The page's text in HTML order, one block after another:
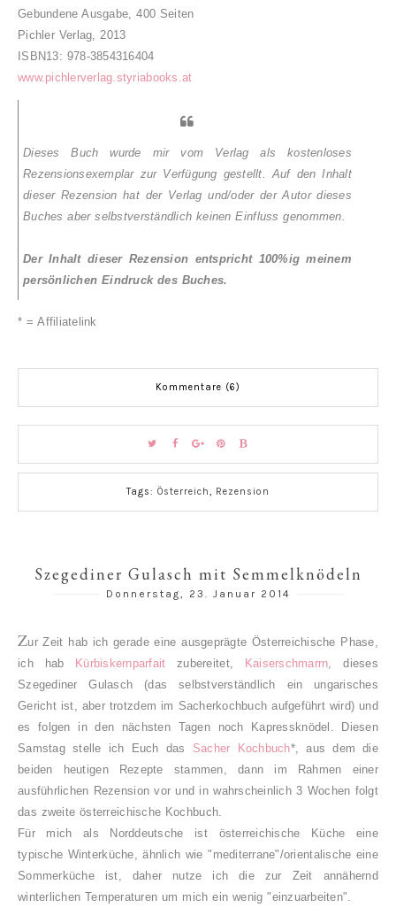
Gebundene Ausgabe, 400 Seiten
Pichler Verlag, 2013
ISBN13: 978-3854316404
www.pichlerverlag.styriabooks.at
Dieses Buch wurde mir vom Verlag als kostenloses
Rezensionsexemplar zur Verfügung gestellt. Auf den Inhalt
dieser Rezension hat der Verlag und/oder der Autor dieses
Buches aber selbstverständlich keinen Einfluss genommen.
Der Inhalt dieser Rezension entspricht 100%ig meinem
persönlichen Eindruck des Buches.
* = Affiliatelink
Kommentare (6)
Tags: Österreich, Rezension
Szegediner Gulasch mit Semmelknödeln
Donnerstag, 23. Januar 2014
Zur Zeit hab ich gerade eine ausgeprägte Österreichische Phase,
ich hab
Kürbiskernparfait zubereitet, Kaiserschmarrn , dieses
Szegediner Gulasch (das selbstverständlich ein ungarisches
Gericht ist, aber trotzdem im Sacherkochbuch aufgeführt wird) und
es folgen in den nächsten Tagen noch Kapressknödel. Diesen
Samstag stelle ich Euch das Sacher Kochbuch*, aus dem die
beiden heutigen Rezepte stammen, dann im Rahmen einer
ausführlichen Rezension vor und in wahrscheinlich 3 Wochen folgt
das zweite österreichische Kochbuch.
Für mich als Norddeutsche ist österreichische Küche eine
typische Winterküche, ähnlich wie "mediterrane"/orientalische eine
Sommerküche ist, daher nutze ich die zur Zeit annähernd
winterlichen Temperaturen um mich ein wenig "einzuarbeiten".